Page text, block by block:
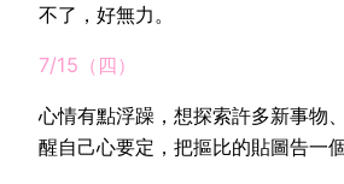
不了，好無力。
7/15（四）
心情有點浮躁，想探索許多新事物
醒自己心要定，把摳比的貼圖告一